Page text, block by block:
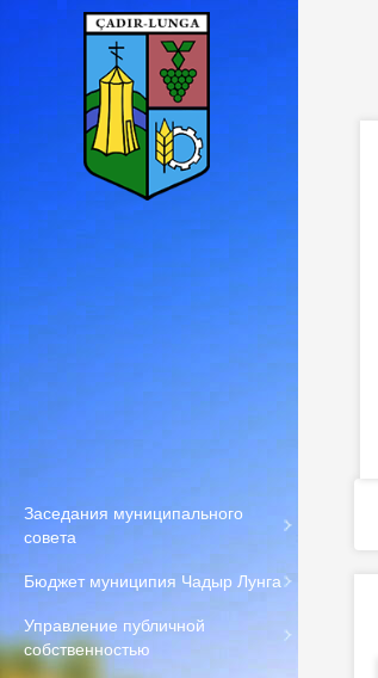
Перейти к основному содержанию
Заседания муниципального
совета
Бюджет муниципия Чадыр Лунга
Управление публичной
собственностью